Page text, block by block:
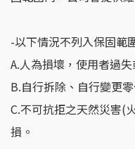
-以下情況不列入保固範
A.人為損壞，使用者過
B.自行拆除、自行變更
C.不可抗拒之天然災害(
損。